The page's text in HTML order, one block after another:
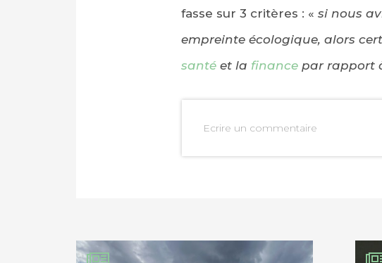
IMPRIMER
fasse sur 3 critères : « si nous
empreinte écologique, alors
santéet la financepar rapport
Ecrire un commentaire